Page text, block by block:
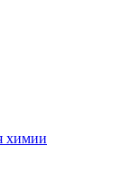
химии